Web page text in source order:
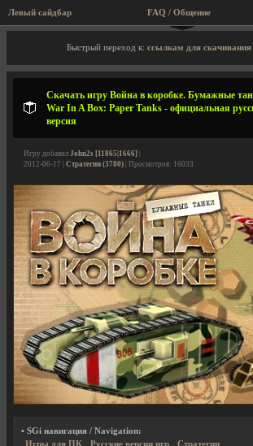
Левый сайдбар FAQ / Общение
Описание игры, скриншоты, видео
Быстрый переход к: ссылкам для скачивания
Скачать игру Война в коробке. Бумажные
War In A Box: Paper Tanks - официальная
версия
Игру добавил John2s [11865|1666]
2012-06-17 | Стратегии (3780) | Просмотров: 16033
• SGi навигация / Navigation:
Игры для ПК
Русские версии игр
Стратегии